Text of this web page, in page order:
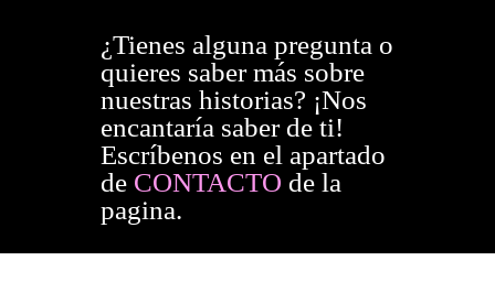
¿Tienes alguna pregunta o
quieres saber más sobre
nuestras historias? ¡Nos
encantaría saber de ti!
Escríbenos en el apartado
de CONTACTO de la
pagina.